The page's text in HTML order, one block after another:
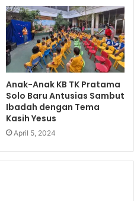
Anak-Anak KB TK Pratama
Solo Baru Antusias Sambut
Ibadah dengan Tema
Kasih Yesus
April 5, 2024